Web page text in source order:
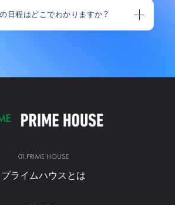
日程はどこでわかりますか？
プライムハウスとは